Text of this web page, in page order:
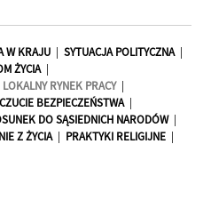
W KRAJU |SYTUACJA POLITYCZNA|
ŻYCIA|
LOKALNY RYNEK PRACY|
BEZPIECZEŃSTWA|
DO SĄSIEDNICH NARODÓW|
Z ŻYCIA| PRAKTYKI RELIGIJNE |